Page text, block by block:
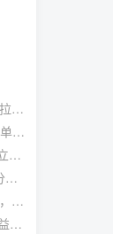
亲
设
：
操
干
程
目